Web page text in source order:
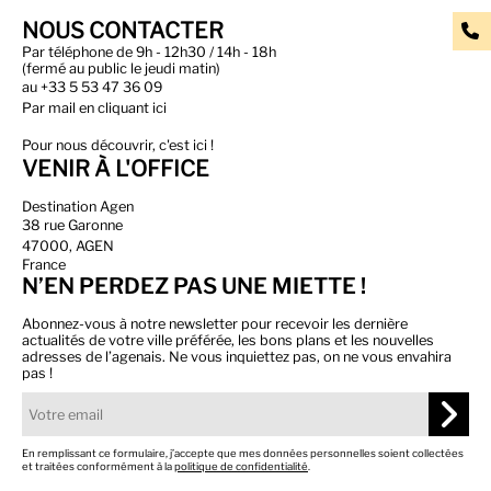
NOUS CONTACTER
Par téléphone de 9h - 12h30 / 14h - 18h
(fermé au public le jeudi matin)
au +33 5 53 47 36 09
Par mail en cliquant ici
Pour nous découvrir, c'est ici !
VENIR À L'OFFICE
Destination Agen
38 rue Garonne
47000, AGEN
France
N’EN PERDEZ PAS UNE MIETTE !
Abonnez-vous à notre newsletter pour recevoir les dernière
actualités de votre ville préférée, les bons plans et les nouvelles
adresses de l’agenais. Ne vous inquiettez pas, on ne vous envahira
pas !
En remplissant ce formulaire, j’accepte que mes données personnelles soient collectées
et traitées conformément à lapolitique de confidentialité